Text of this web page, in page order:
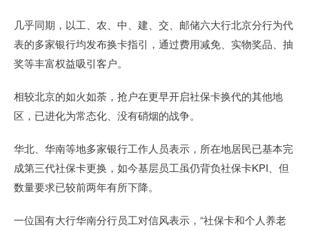
几乎同期，以工、农、中、建、交、邮储六大行北京分行为代
表的多家银行均发布换卡指引，通过费用减免、实物奖品、抽
奖等丰富权益吸引客户。
相较北京的如火如荼，抢户在更早开启社保卡换代的其他地
区，已进化为常态化、没有硝烟的战争。
华北、华南等地多家银行工作人员表示，所在地居民已基本完
成第三代社保卡更换，如今基层员工虽仍背负社保卡KPI、但
数量要求已较前两年有所下降。
一位国有大行华南分行员工对信风表示，“社保卡和个人养老